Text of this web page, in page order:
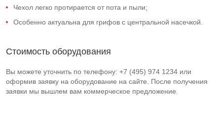
Чехол легко протирается от пота и пыли;
Особенно актуальна для грифов с центральной насечкой.
Стоимость оборудования
Вы можете уточнить по телефону: +7 (495) 974 1234 или
оформив заявку на оборудование на сайте. После получения
заявки мы вышлем вам коммерческое предложение.